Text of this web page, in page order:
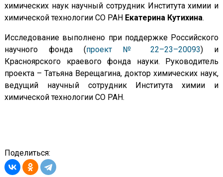
химических наук научный сотрудник Института химии и
химической технологии СО РАН Екатерина Кутихина.
Исследование выполнено при поддержке Российского
научного фонда (проект № 22–23–20093) и
Красноярского краевого фонда науки. Руководитель
проекта – Татьяна Верещагина, доктор химических наук,
ведущий научный сотрудник Института химии и
химической технологии СО РАН.
Поделиться: